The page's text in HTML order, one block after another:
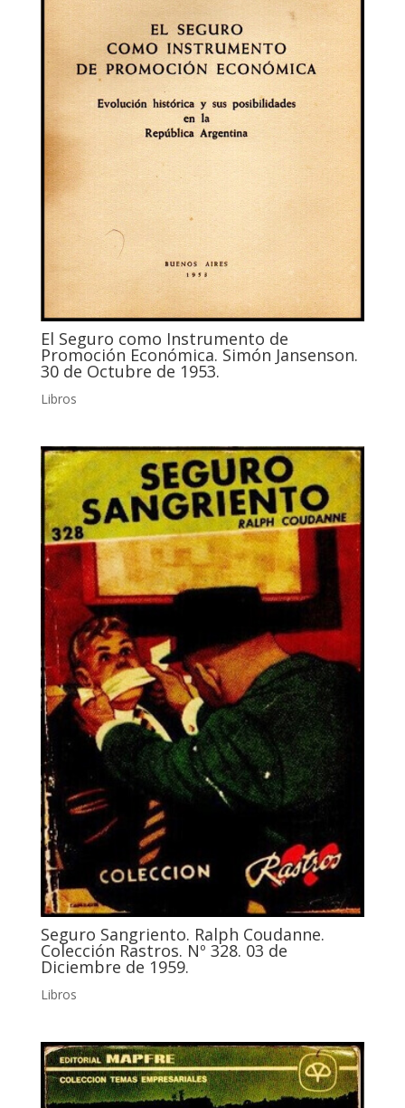
El Seguro como Instrumento de
Promoción Económica. Simón Jansenson.
30 de Octubre de 1953.
Libros
Seguro Sangriento. Ralph Coudanne.
Colección Rastros. Nº 328. 03 de
Diciembre de 1959.
Libros